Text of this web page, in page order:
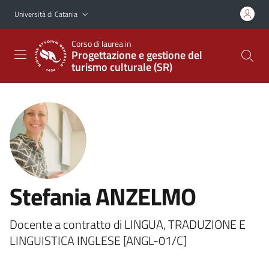
Vai al contenuto principale
Vai al menu di navigazione
Università di Catania
Corso di laurea in
Progettazione e gestione del
turismo culturale (SR)
Stefania ANZELMO
Docente a contratto di LINGUA, TRADUZIONE E
LINGUISTICA INGLESE [ANGL-01/C]